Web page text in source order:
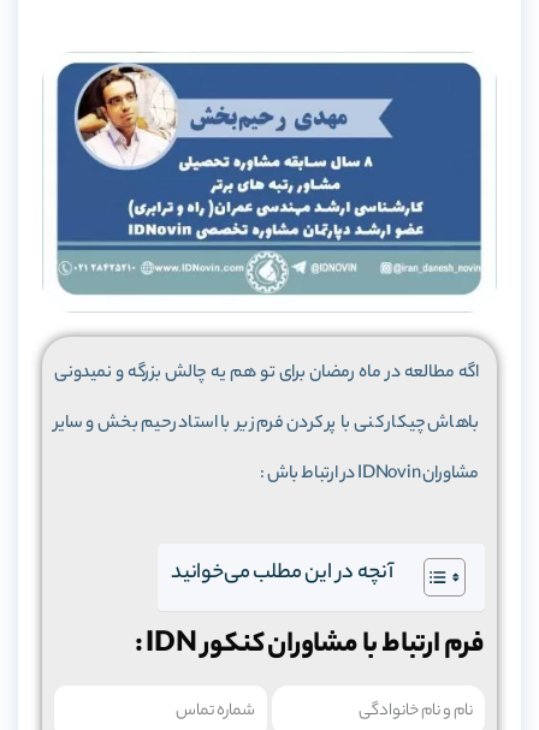
اگه مطالعه در ماه رمضان برای تو هم یه چالش بزرگه و نمیدونی
باهاش چیکار کنی با پر کردن فرم زیر با استاد رحیم بخش و سایر
مشاوران IDNovin در ارتباط باش :
آنچه در این مطلب می‌خوانید
فرم ارتباط با مشاوران کنکور IDN :